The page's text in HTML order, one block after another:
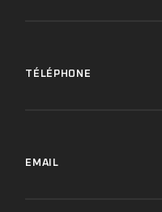
TÉLÉPHONE
EMAIL